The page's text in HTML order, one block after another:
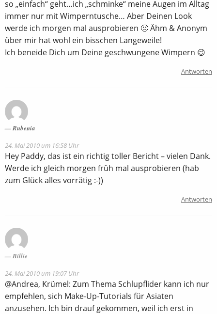
so „einfach“ geht…ich „schminke“ meine Augen im Alltag
immer nur mit Wimperntusche… Aber Deinen Look
werde ich morgen mal ausprobieren 🙂 Ähm & Anonym
über mir hat wohl ein bisschen Langeweile!
Ich beneide Dich um Deine geschwungene Wimpern 😉
Antworten
Rubenia
24. Mai 2010 um 16:58 Uhr
Hey Paddy, das ist ein richtig toller Bericht – vielen Dank.
Werde ich gleich morgen früh mal ausprobieren (hab
zum Glück alles vorrätig :-))
Antworten
Billie
24. Mai 2010 um 19:07 Uhr
@Andrea, Krümel: Zum Thema Schlupflider kann ich nur
empfehlen, sich Make-Up-Tutorials für Asiaten
anzusehen. Ich bin drauf gekommen, weil ich erst in